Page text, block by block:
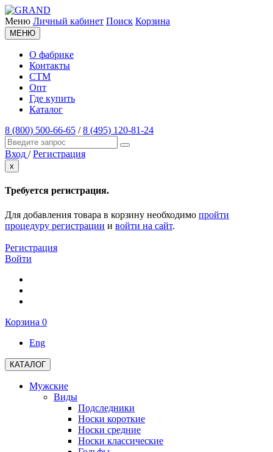
Меню Личный кабинет Поиск Корзина
МЕНЮ
О фабрике
Контакты
СТМ
Опт
Где купить
Каталог
8 (800) 500-66-65 /8 (495) 120-81-24
Вход / Регистрация
x
Требуется регистрация.
Для добавления товара в корзину необходимо пройти
процедуру регистрации и войти на сайт.
Регистрация
Войти
Корзина 0
Eng
КАТАЛОГ
Мужские
Виды
Подследники
Носки короткие
Носки средние
Носки классические